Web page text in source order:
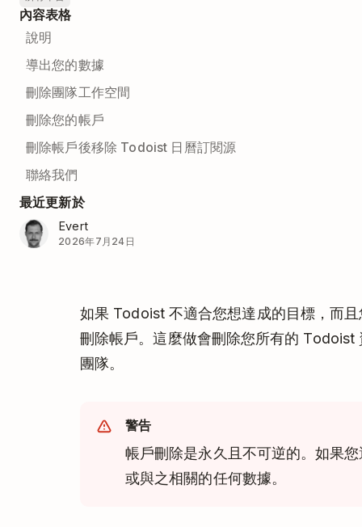
內容表格
說明
導出您的數據
刪除團隊工作空間
刪除您的帳戶
刪除帳戶後移除 Todoist 日曆訂閱源
聯絡我們
最近更新於
Evert
2026年7月24日
如果 Todoist 不適合您想達成的目標，而
刪除帳戶。這麼做會刪除您所有的 Todoist
團隊。
警告
帳戶刪除是永久且不可逆的。如果
或與之相關的任何數據。